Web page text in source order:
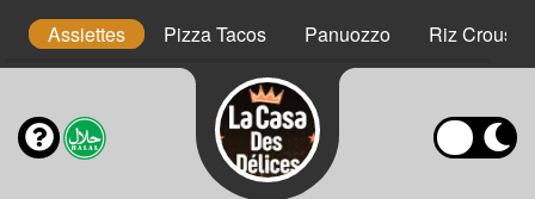
Assiettes Pizza Tacos Panuozzo Riz Crousty